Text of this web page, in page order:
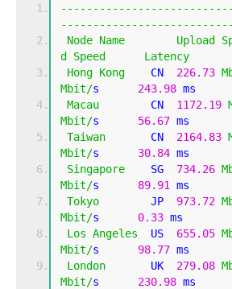
Node Name Upload
d Speed
Latency
Hong Kong
    CN
226.73
Mbit/s 243.98
Macau
        CN
1172.19
Mbit/s 56.67
Taiwan
       CN
2164.83
Mbit/s 30.84
Singapore
    SG
734.26
Mbit/s 89.91
Tokyo
        JP
973.72
Mbit/s 0.33
Los Angeles
  US
655.05
Mbit/s 98.77
London
       UK
279.08
Mbit/s 230.98